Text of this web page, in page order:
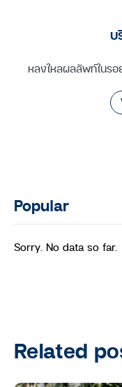
บ
หลงใหลผลลัพท์ในร
Popular
Sorry. No data so far.
Related